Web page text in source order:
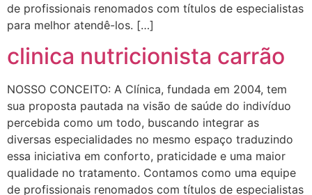
de profissionais renomados com títulos de especialistas
para melhor atendê-los. […]
clinica nutricionista carrão
NOSSO CONCEITO: A Clínica, fundada em 2004, tem
sua proposta pautada na visão de saúde do indivíduo
percebida como um todo, buscando integrar as
diversas especialidades no mesmo espaço traduzindo
essa iniciativa em conforto, praticidade e uma maior
qualidade no tratamento. Contamos como uma equipe
de profissionais renomados com títulos de especialistas